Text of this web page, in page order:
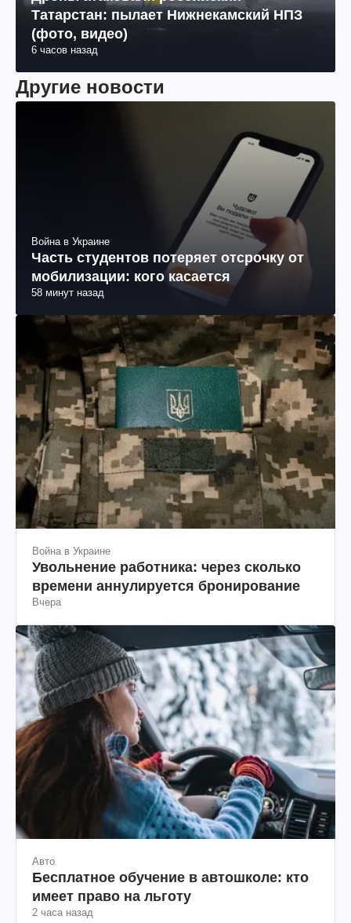
Татарстан: пылает Нижнекамский НПЗ
(фото, видео)
6 часов назад
Другие новости
Война в Украине
Часть студентов потеряет отсрочку от
мобилизации: кого касается
58 минут назад
Война в Украине
Увольнение работника: через сколько
времени аннулируется бронирование
Вчера
Авто
Бесплатное обучение в автошколе: кто
имеет право на льготу
2 часа назад